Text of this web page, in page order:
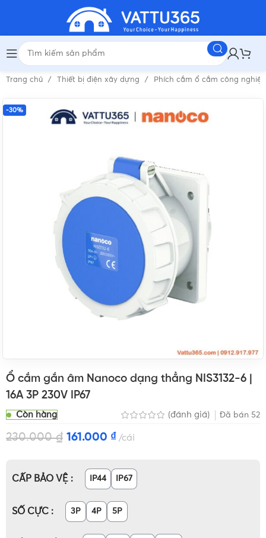
Trang chủ Thiết bị điện xây dựng Phích cắm ổ cắm công
-30%
Ổ cắm gắn âm Nanoco dạng thẳng NIS3132-6 |
16A 3P 230V IP67
Còn hàng (đánh giá) Đã bán 52
230.000₫ 161.000 ₫ cái
CẤP BẢO VỆ IP44 IP67
SỐ CỰC 3P 4P 5P